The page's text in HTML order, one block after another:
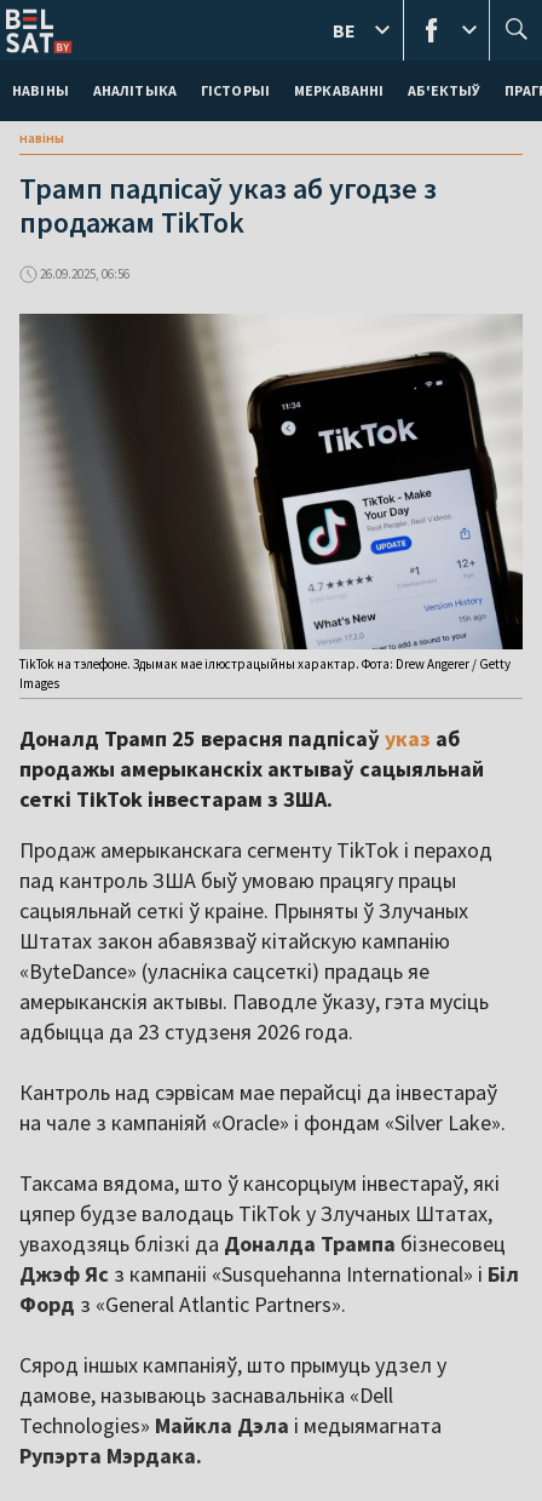
НАВІНЫ АНАЛІТЫКА ГІСТОРЫІ МЕРКАВАННI АБ'ЕКТЫЎ
BE
навіны
Трамп падпісаў указ аб угодзе з
продажам TikTok
26.09.2025, 06:56
TikTok на тэлефоне. Здымак мае ілюстрацыйны характар. Фота: Drew Angerer / Getty
Images
Доналд Трамп 25 верасня падпісаўуказ аб
продажы амерыканскіх актываў сацыяльнай
сеткі TikTok інвестарам з ЗША.
Продаж амерыканскага сегменту TikTok і пераход
пад кантроль ЗША быў умоваю працягу працы
сацыяльнай сеткі ў краіне. Прыняты ў Злучаных
Штатах закон абавязваў кітайскую кампанію
«ByteDance» (уласніка сацсеткі) прадаць яе
амерыканскія актывы. Паводле ўказу, гэта мусіць
адбыцца да 23 студзеня 2026 года.
Кантроль над сэрвісам мае перайсці да інвестараў
на чале з кампаніяй «Oracle» і фондам «Silver Lake».
Таксама вядома, што ў кансорцыум інвестараў, які
цяпер будзе валодаць TikTok у Злучаных Штатах,
уваходзяць блізкі да Доналда Трампа бізнесовец
Джэф Яс з кампаніі «Susquehanna International» і Біл
Форд з «General Atlantic Partners».
Сярод іншых кампаніяў, што прымуць удзел у
дамове, называюць заснавальніка «Dell
Technologies» Майкла Дэла і медыямагната
Рупэрта Мэрдака.